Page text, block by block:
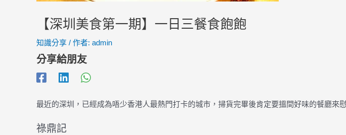
【深圳美食第一期】一日三餐食飽飽
知識分享 / 作者: admin
分享給朋友
最近的深圳，已經成為唔少香港人最熱門打卡的城市，掃貨完畢後肯定要搵間好味的餐廳來
祿鼎記